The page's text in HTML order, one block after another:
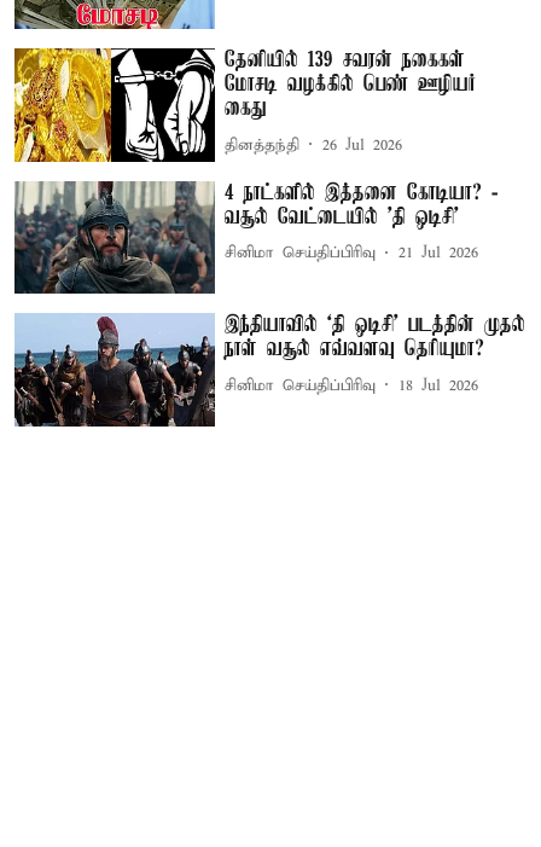
தேனியில் 139 சவரன் நகைகள்
மோசடி வழக்கில் பெண் ஊழியர்
கைது
தினத்தந்தி 26 Jul 2026
4 நாட்களில் இத்தனை கோடியா? -
வசூல் வேட்டையில் ’தி ஒடிசி’
சினிமா செய்திப்பிரிவு 21 Jul 2026
இந்தியாவில் ‘தி ஒடிசி’ படத்தின் முதல்
நாள் வசூல் எவ்வளவு தெரியுமா?
சினிமா செய்திப்பிரிவு 18 Jul 2026